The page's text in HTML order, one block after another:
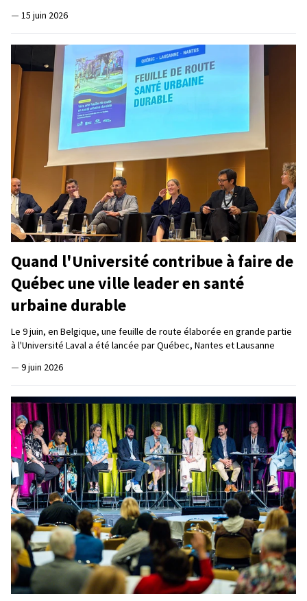
— 15 juin 2026
Quand l'Université contribue à faire de
Québec une ville leader en santé
urbaine durable
Le 9 juin, en Belgique, une feuille de route élaborée en grande partie
à l'Université Laval a été lancée par Québec, Nantes et Lausanne
— 9 juin 2026